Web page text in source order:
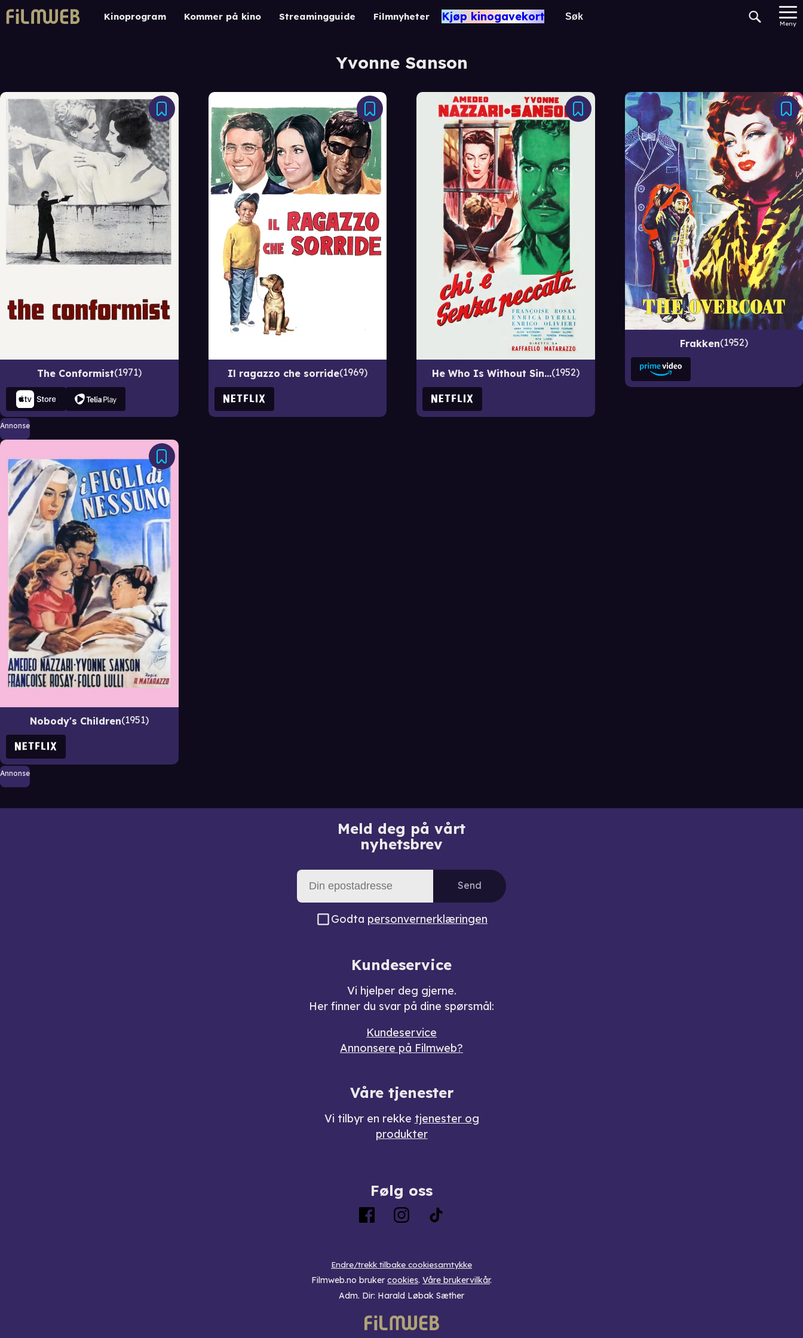
Kinoprogram Kommer på kino Streamingguide Filmnyheter Kjøp kinogavekort
Meny
Yvonne Sanson
The Conformist 1971 Il ragazzo che sorride 1969 He Who Is Without Sin... 1952
Frakken 1952
Annonse
Nobody's Children 1951
Annonse
Meld deg på vårt
nyhetsbrev
Send
Godta personvernerklæringen
Kundeservice
Vi hjelper deg gjerne.
Her finner du svar på dine spørsmål:
Kundeservice
Annonsere på Filmweb?
Våre tjenester
Vi tilbyr en rekke tjenester og
produkter
Følg oss
Endre/trekk tilbake cookiesamtykke
Filmweb.no bruker cookies. Våre brukervilkår.
Adm. Dir: Harald Løbak Sæther